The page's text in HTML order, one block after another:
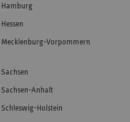
Hamburg
Hessen
Mecklenburg-Vorpommern
Sachsen
Sachsen-Anhalt
Schleswig-Holstein